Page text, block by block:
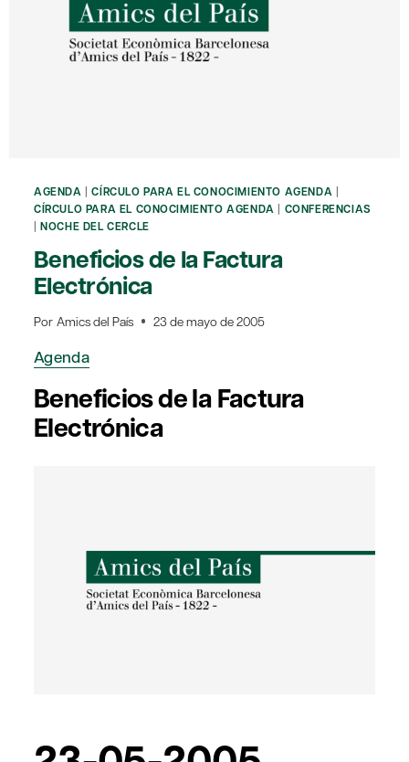
AGENDA |CÍRCULO PARA EL CONOCIMIENTO AGENDA |
CÍRCULO PARA EL CONOCIMIENTO AGENDA | CONFERENCIAS
|NOCHE DEL CERCLE
Beneficios de la Factura
Electrónica
Por Amics del País 23 de mayo de 2005
Agenda
Beneficios de la Factura
Electrónica